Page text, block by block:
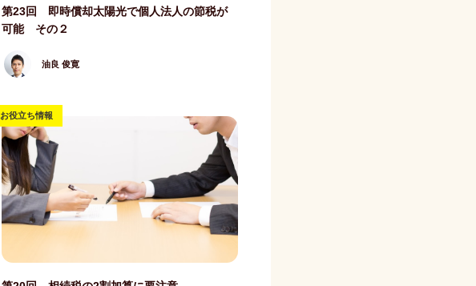
第23回 即時償却太陽光で個人法人の節税が
可能 その２
油良 俊寛
お役立ち情報